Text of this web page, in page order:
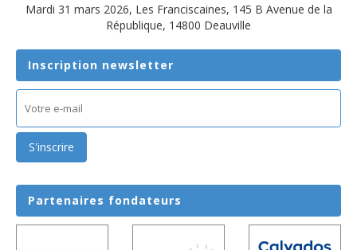
Mardi 31 mars 2026, Les Franciscaines, 145 B Avenue de la
République, 14800 Deauville
Inscription newsletter
Partenaires fondateurs